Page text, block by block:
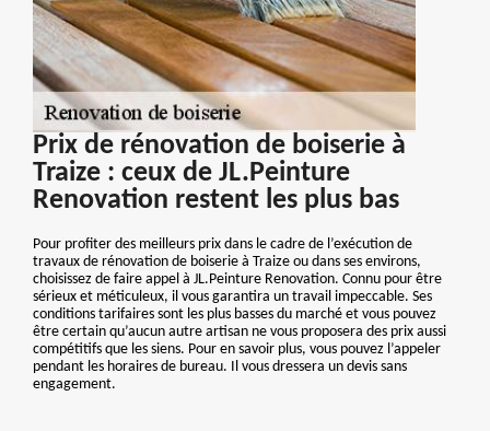
Prix de rénovation de boiserie à
Traize : ceux de JL.Peinture
Renovation restent les plus bas
Pour profiter des meilleurs prix dans le cadre de l’exécution de
travaux de rénovation de boiserie à Traize ou dans ses environs,
choisissez de faire appel à JL.Peinture Renovation. Connu pour être
sérieux et méticuleux, il vous garantira un travail impeccable. Ses
conditions tarifaires sont les plus basses du marché et vous pouvez
être certain qu’aucun autre artisan ne vous proposera des prix aussi
compétitifs que les siens. Pour en savoir plus, vous pouvez l’appeler
pendant les horaires de bureau. Il vous dressera un devis sans
engagement.